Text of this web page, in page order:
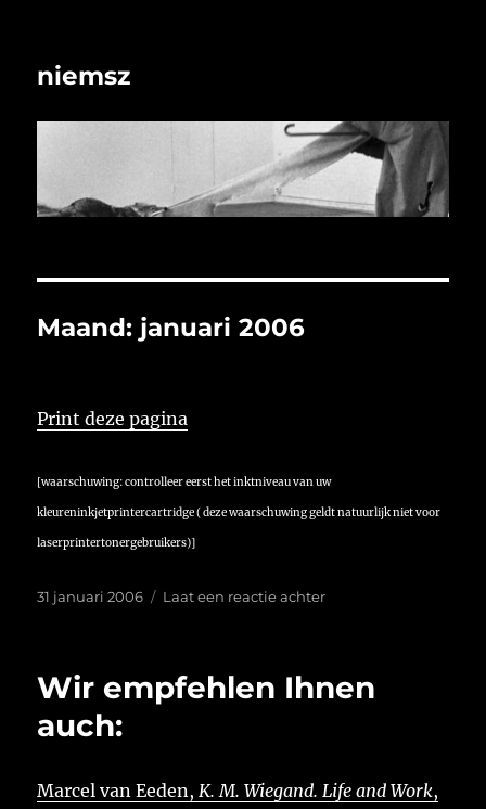
niemsz
Maand: januari 2006
Print deze pagina
[waarschuwing: controlleer eerst het inktniveau van uw
kleureninkjetprintercartridge ( deze waarschuwing geldt natuurlijk niet voor
laserprintertonergebruikers)]
Geplaatst
31 januari 2006 Laat een reactie achterop
Wir empfehlen Ihnen
auch:
Marcel van Eeden,K. M. Wiegand. Life and Work,